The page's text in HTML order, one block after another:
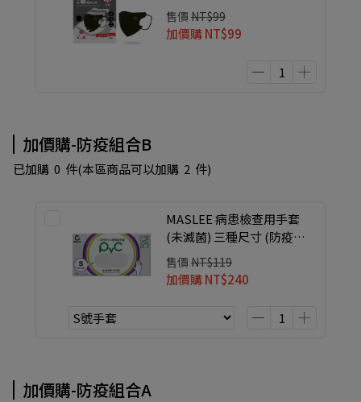
售價 NT$99
加價購NT$99
加價購-防疫組合B
已加購 0 件(本區商品可以加購 2 件)
MASLEE 病患檢查用手套
(未滅菌) 三種尺寸 (防疫組
合)
售價 NT$119
加價購NT$240
加價購-防疫組合A